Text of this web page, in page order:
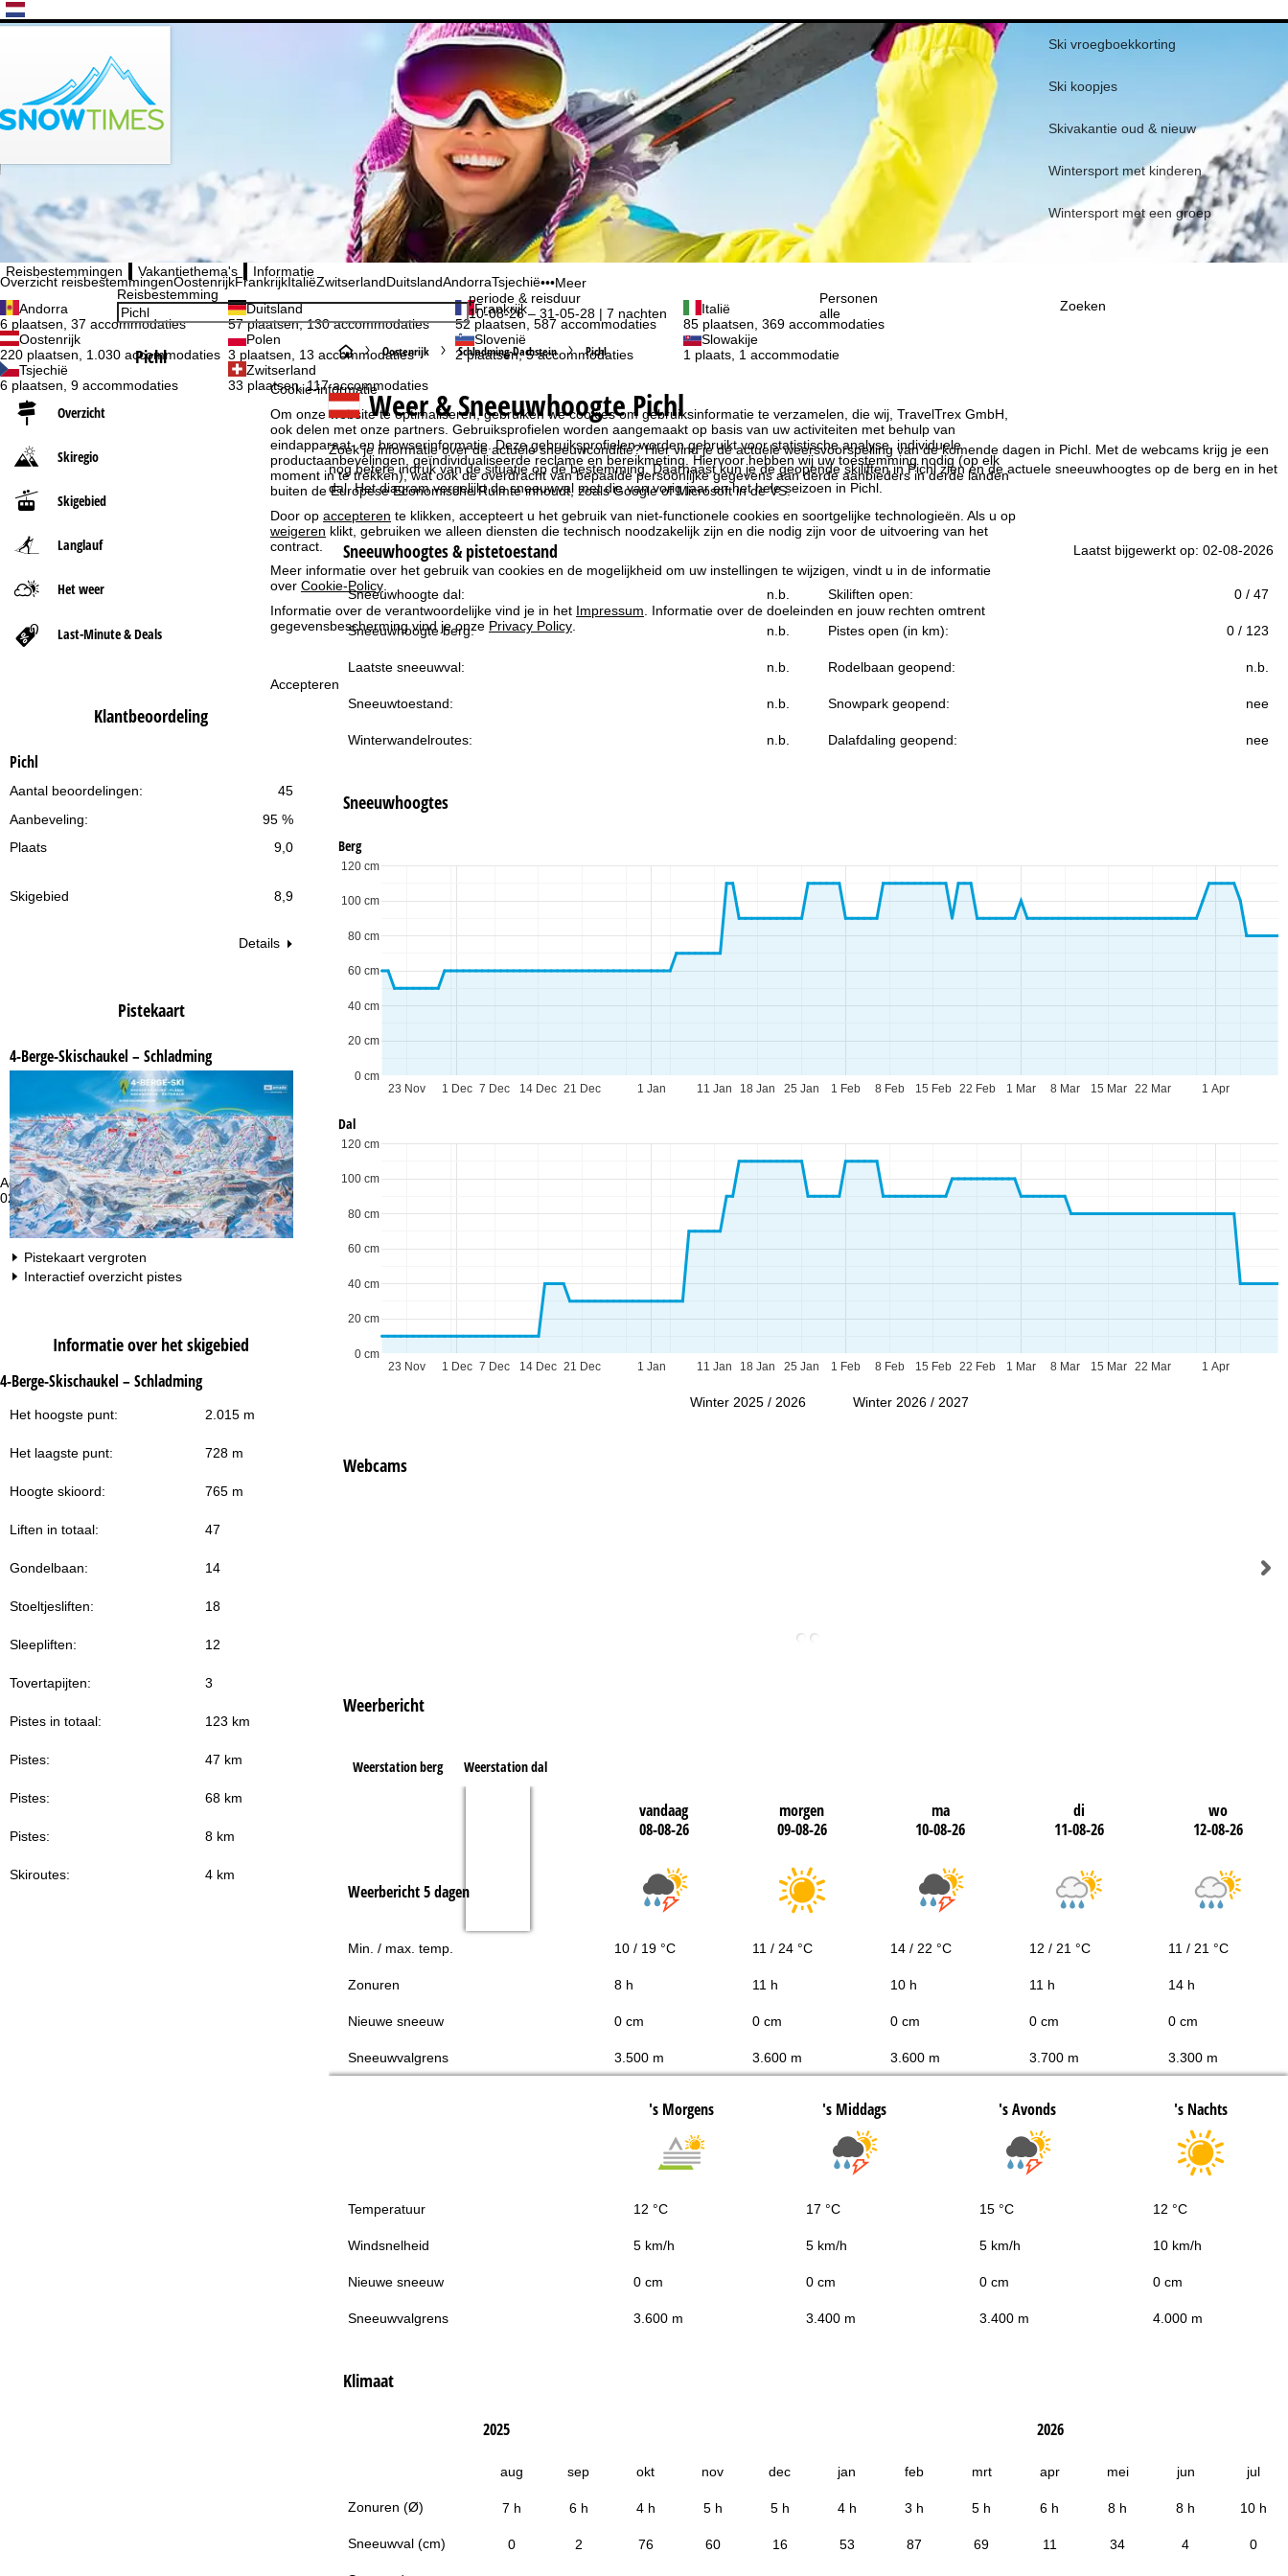
Cookie-informatie
Om onze website te optimaliseren, gebruiken we cookies om gebruiksinformatie te verzamelen, die wij, TravelTrex GmbH,
ook delen met onze partners. Gebruiksprofielen worden aangemaakt op basis van uw activiteiten met behulp van
eindapparaat- en browserinformatie. Deze gebruiksprofielen worden gebruikt voor statistische analyse, individuele
productaanbevelingen, geïndividualiseerde reclame en bereikmeting. Hiervoor hebben wij uw toestemming nodig (op elk
moment in te trekken), wat ook de overdracht van bepaalde persoonlijke gegevens aan derde aanbieders in derde landen
buiten de Europese Economische Ruimte inhoudt, zoals Google of Microsoft in de VS.
Door op accepteren te klikken, accepteert u het gebruik van niet-functionele cookies en soortgelijke technologieën. Als u op
weigeren klikt, gebruiken we alleen diensten die technisch noodzakelijk zijn en die nodig zijn voor de uitvoering van het
contract.
Meer informatie over het gebruik van cookies en de mogelijkheid om uw instellingen te wijzigen, vindt u in de informatie
over Cookie-Policy
Informatie over de verantwoordelijke vind je in het Impressum . Informatie over de doeleinden en jouw rechten omtrent
gegevensbescherming vind je onze Privacy Policy
Accepteren
Advies
020 713 9187
Openingstijden
vr:
09:00-14:00
Naar contactpagina
Advies
Kies uw taal
Ski vroegboekkorting
Ski koopjes
Skivakantie oud & nieuw
Wintersport met kinderen
Wintersport met een groep
Reisbestemmingen
Overzicht reisbestemmingenOostenrijkFrankrijkItaliëZwitserlandDuitslandAndorraTsjechië•••Meer
Andorra
6 plaatsen, 37 accommodaties
Duitsland
57 plaatsen, 130 accommodaties
Frankrijk
52 plaatsen, 587 accommodaties
Italië
85 plaatsen, 369 accommodaties
Oostenrijk
220 plaatsen, 1.030 accommodaties
Polen
3 plaatsen, 13 accommodaties
Slovenië
2 plaatsen, 5 accommodaties
Slowakije
1 plaats, 1 accommodatie
Tsjechië
6 plaatsen, 9 accommodaties
Zwitserland
33 plaatsen, 117 accommodaties
Vakantiethema's
Informatie
Reisbestemming
periode & reisduur
10-08-26 – 31-05-28 | 7 nachten
Personen
alle
Zoeken
Pichl
Overzicht
Skiregio
Skigebied
Langlauf
Het weer
Last-Minute & Deals
Klantbeoordeling
Pichl
45
Aantal beoordelingen:
95 %
Aanbeveling:
Plaats
9,0
Skigebied 8,9
Details
Pistekaart
4-Berge-Skischaukel – Schladming
Pistekaart vergroten
Interactief overzicht pistes
Informatie over het skigebied
4-Berge-Skischaukel – Schladming
Het hoogste punt: 2.015 m
Het laagste punt: 728 m
Hoogte skioord: 765 m
Liften in totaal: 47
Gondelbaan: 14
Stoeltjesliften: 18
Sleepliften: 12
Tovertapijten: 3
Pistes in totaal: 123 km
Pistes: 47 km
Pistes: 68 km
Pistes: 8 km
Skiroutes: 4 km
S
t
a
r
p
a
g
i
n
a
Oostenrijk Schladming-Dachstein Pichl
Weer & Sneeuwhoogte Pichl
Zoek je informatie over de actuele sneeuwconditie? Hier vind je de actuele weersvoorspelling van de komende dagen in Pichl. Met de webcams krijg je een
nog betere indruk van de situatie op de bestemming. Daarnaast kun je de geopende skiliften in Pichl zien en de actuele sneeuwhoogtes op de berg en in het
dal. Het diagram vergelijkt de sneeuwval met die van vorig jaar en het hele seizoen in Pichl.
Sneeuwhoogtes & pistetoestand Laatst bijgewerkt op: 02-08-2026
Sneeuwhoogte dal: n.b. Skiliften open: 0 / 47
Sneeuwhoogte berg: n.b. Pistes open (in km): 0 / 123
Laatste sneeuwval: n.b. Rodelbaan geopend: n.b.
Sneeuwtoestand: n.b. Snowpark geopend: nee
Winterwandelroutes: n.b. Dalafdaling geopend: nee
Sneeuwhoogtes
Berg
1 Dec 1 Jan 1 Feb 1 Mar 1 Apr
23 Nov 7 Dec 14 Dec 21 Dec 11 Jan 18 Jan 25 Jan 8 Feb 15 Feb 22 Feb 8 Mar 15 Mar 22 Mar
0 cm
20 cm
40 cm
60 cm
80 cm
100 cm
120 cm
Dal
1 Dec 1 Jan 1 Feb 1 Mar 1 Apr
23 Nov 7 Dec 14 Dec 21 Dec 11 Jan 18 Jan 25 Jan 8 Feb 15 Feb 22 Feb 8 Mar 15 Mar 22 Mar
0 cm
20 cm
40 cm
60 cm
80 cm
100 cm
120 cm
Winter 2025 / 2026 Winter 2026 / 2027
Webcams
Weerbericht
Weerstation berg Weerstation dal
vandaag
08-08-26
morgen
09-08-26
ma
10-08-26
di
11-08-26
wo
12-08-26
Weerbericht 5 dagen
Min. / max. temp. 10 / 19 °C 11 / 24 °C 14 / 22 °C 12 / 21 °C 11 / 21 °C
Zonuren 8 h 11 h 10 h 11 h 14 h
Nieuwe sneeuw 0 cm 0 cm 0 cm 0 cm 0 cm
Sneeuwvalgrens 3.500 m 3.600 m 3.600 m 3.700 m 3.300 m
's Morgens 's Middags 's Avonds 's Nachts
Temperatuur 12 °C 17 °C 15 °C 12 °C
Windsnelheid 5 km/h 5 km/h 5 km/h 10 km/h
Nieuwe sneeuw 0 cm 0 cm 0 cm 0 cm
Sneeuwvalgrens 3.600 m 3.400 m 3.400 m 4.000 m
Klimaat
Zonuren (Ø)
Sneeuwval (cm)
2025 2026
aug sep okt nov dec jan feb mrt apr mei jun jul
7 h 6 h 4 h 5 h 5 h 4 h 3 h 5 h 6 h 8 h 8 h 10 h
0 2 76 60 16 53 87 69 11 34 4 0